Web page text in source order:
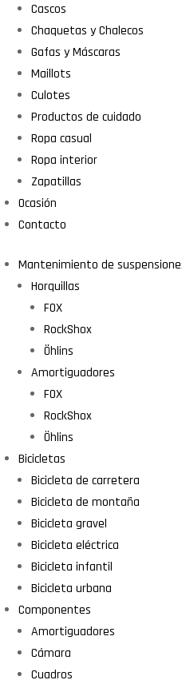
Cascos
Chaquetas y Chalecos
Gafas y Máscaras
Maillots
Culotes
Productos de cuidado
Ropa casual
Ropa interior
Zapatillas
Ocasión
Contacto
Mantenimiento de
Horquillas
FOX
RockShox
Öhlins
Amortiguadores
FOX
RockShox
Öhlins
Bicicletas
Bicicleta de carretera
Bicicleta de montaña
Bicicleta gravel
Bicicleta eléctrica
Bicicleta infantil
Bicicleta urbana
Componentes
Amortiguadores
Cámara
Cuadros